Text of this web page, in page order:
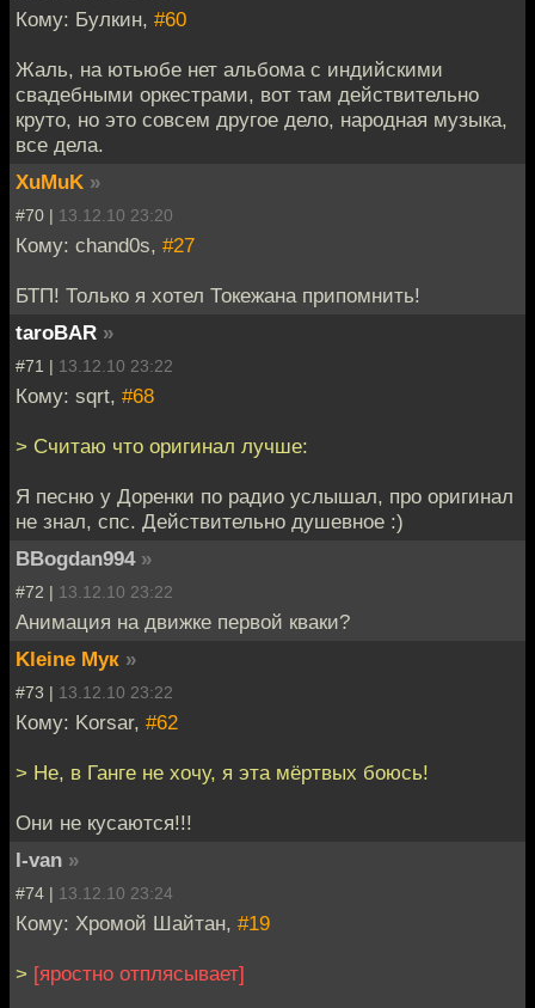
Кому: Булкин, #60
Жаль, на ютьюбе нет альбома с индийскими
свадебными оркестрами, вот там действительно
круто, но это совсем другое дело, народная музыка,
все дела.
XuMuK »
#70 | 13.12.10 23:20
Кому: chand0s, #27
БТП! Только я хотел Токежана припомнить!
taroBAR »
#71 | 13.12.10 23:22
Кому: sqrt, #68
> Считаю что оригинал лучше:
Я песню у Доренки по радио услышал, про оригинал
не знал, спс. Действительно душевное :)
BBogdan994 »
#72 | 13.12.10 23:22
Анимация на движке первой кваки?
Kleine Мук »
#73 | 13.12.10 23:22
Кому: Korsar, #62
> Не, в Ганге не хочу, я эта мёртвых боюсь!
Они не кусаются!!!
I-van »
#74 | 13.12.10 23:24
Кому: Хромой Шайтан, #19
> [яростно отплясывает]